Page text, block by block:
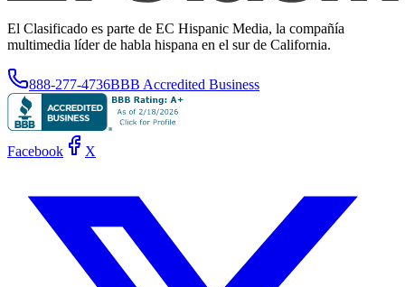
El Clasificado es parte de EC Hispanic Media, la compañía
multimedia líder de habla hispana en el sur de California.
888-277-4736BBB Accredited Business
Facebook X